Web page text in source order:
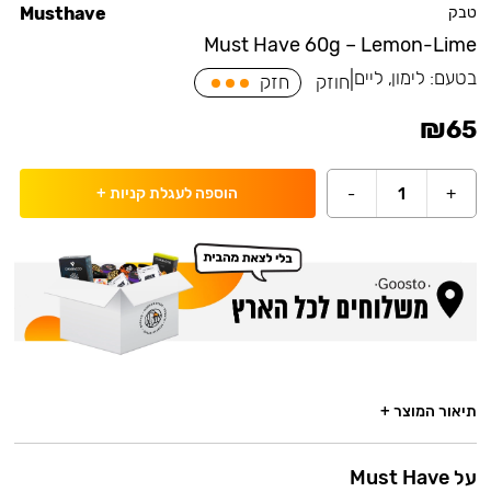
טבק
Must Have 60g – Lemon-Lime
Musthave
בטעם: לימון, ליים חוזק חזק
₪65
+
1
- הוספה לעגלת קניות +
תיאור המוצר +
על Must Have